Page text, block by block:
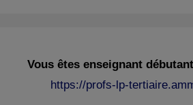
Vous êtes enseignant
https://profs-lp-